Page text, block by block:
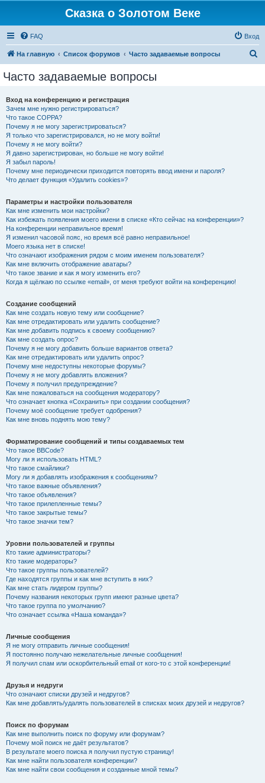
Сказка о Золотом Веке
FAQ Вход
На главную Список форумов Часто задаваемые вопросы
Часто задаваемые вопросы
Вход на конференцию и регистрация
Зачем мне нужно регистрироваться?
Что такое COPPA?
Почему я не могу зарегистрироваться?
Я только что зарегистрировался, но не могу войти!
Почему я не могу войти?
Я давно зарегистрирован, но больше не могу войти!
Я забыл пароль!
Почему мне периодически приходится повторять ввод имени и пароля?
Что делает функция «Удалить cookies»?
Параметры и настройки пользователя
Как мне изменить мои настройки?
Как избежать появления моего имени в списке «Кто сейчас на конференции»?
На конференции неправильное время!
Я изменил часовой пояс, но время всё равно неправильное!
Моего языка нет в списке!
Что означают изображения рядом с моим именем пользователя?
Как мне включить отображение аватары?
Что такое звание и как я могу изменить его?
Когда я щёлкаю по ссылке «email», от меня требуют войти на конференцию!
Создание сообщений
Как мне создать новую тему или сообщение?
Как мне отредактировать или удалить сообщение?
Как мне добавить подпись к своему сообщению?
Как мне создать опрос?
Почему я не могу добавить больше вариантов ответа?
Как мне отредактировать или удалить опрос?
Почему мне недоступны некоторые форумы?
Почему я не могу добавлять вложения?
Почему я получил предупреждение?
Как мне пожаловаться на сообщения модератору?
Что означает кнопка «Сохранить» при создании сообщения?
Почему моё сообщение требует одобрения?
Как мне вновь поднять мою тему?
Форматирование сообщений и типы создаваемых тем
Что такое BBCode?
Могу ли я использовать HTML?
Что такое смайлики?
Могу ли я добавлять изображения к сообщениям?
Что такое важные объявления?
Что такое объявления?
Что такое прилепленные темы?
Что такое закрытые темы?
Что такое значки тем?
Уровни пользователей и группы
Кто такие администраторы?
Кто такие модераторы?
Что такое группы пользователей?
Где находятся группы и как мне вступить в них?
Как мне стать лидером группы?
Почему названия некоторых групп имеют разные цвета?
Что такое группа по умолчанию?
Что означает ссылка «Наша команда»?
Личные сообщения
Я не могу отправить личные сообщения!
Я постоянно получаю нежелательные личные сообщения!
Я получил спам или оскорбительный email от кого-то с этой конференции!
Друзья и недруги
Что означают списки друзей и недругов?
Как мне добавлять/удалять пользователей в списках моих друзей и недругов?
Поиск по форумам
Как мне выполнить поиск по форуму или форумам?
Почему мой поиск не даёт результатов?
В результате моего поиска я получил пустую страницу!
Как мне найти пользователя конференции?
Как мне найти свои сообщения и созданные мной темы?